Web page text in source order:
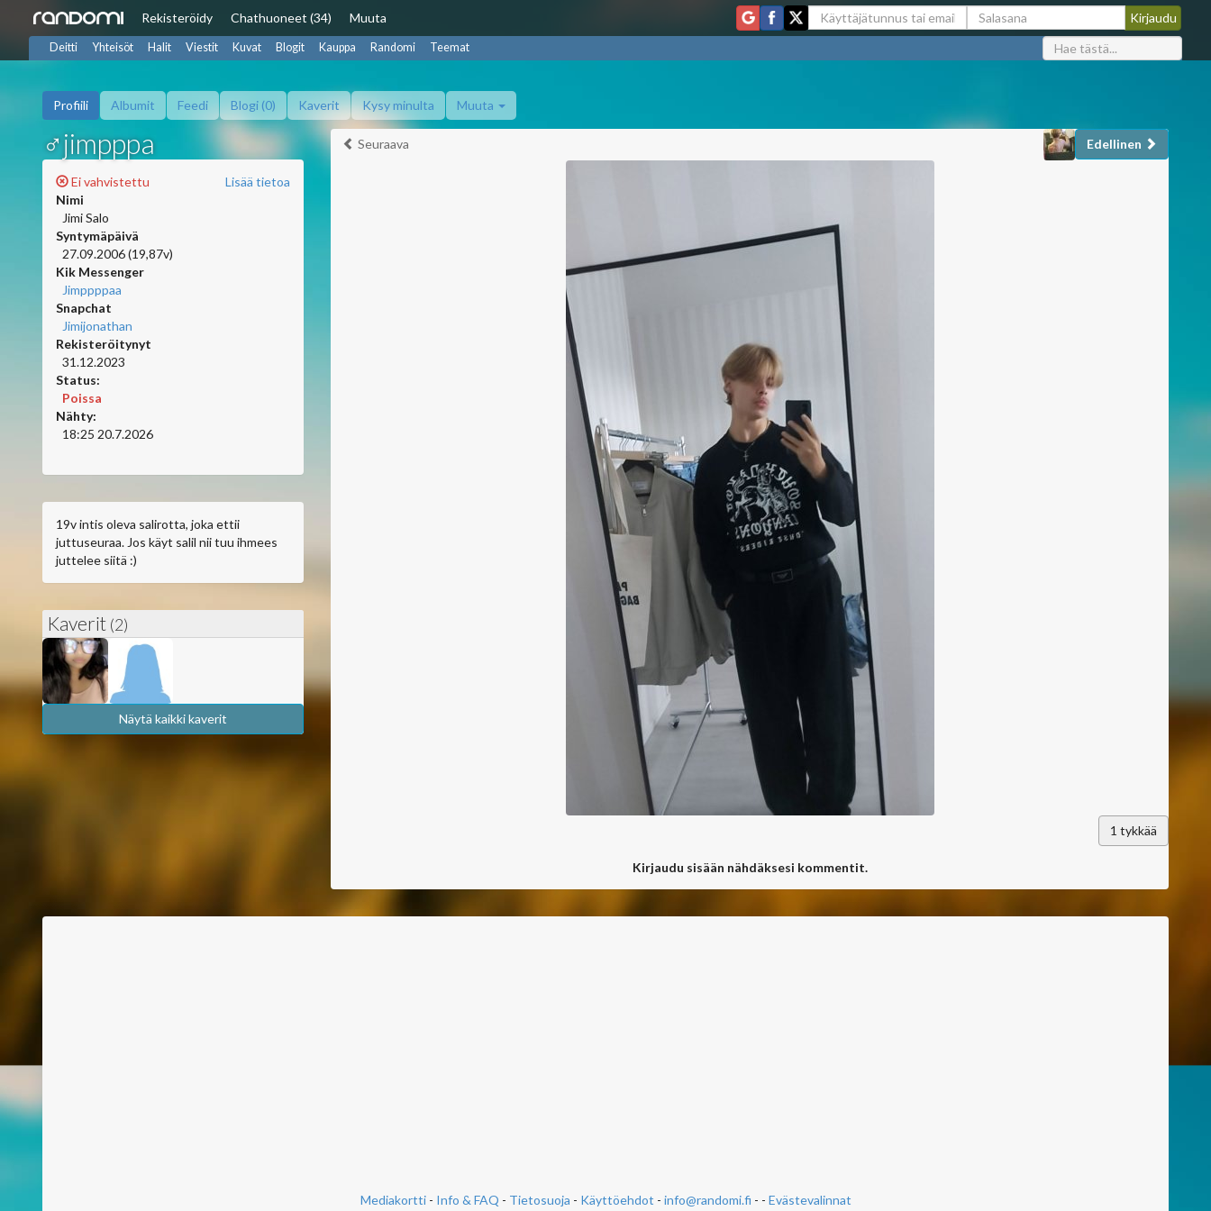
Rekisteröidy Chathuoneet (34) Muuta
Deitti Yhteisöt Halit Viestit Kuvat Blogit Kauppa Randomi Teemat
Profiili Albumit Feedi Blogi (0) Kaverit Kysy minulta Muuta
Seuraava Edellinen
1 tykkää
Kirjaudu sisään nähdäksesi kommentit.
♂jimpppa
Lisää tietoa
Ei vahvistettu
Nimi
Jimi Salo
Syntymäpäivä
27.09.2006 (19,87v)
Kik Messenger
Jimppppaa
Snapchat
Jimijonathan
Rekisteröitynyt
31.12.2023
Status:
Poissa
Nähty:
18:25 20.7.2026
19v intis oleva salirotta, joka ettii
juttuseuraa. Jos käyt salil nii tuu ihmees
juttelee siitä :)
Kaverit (2)
Näytä kaikki kaverit
Mediakortti- Info & FAQ - Tietosuoja - Käyttöehdot - info@randomi.fi - - Evästevalinnat